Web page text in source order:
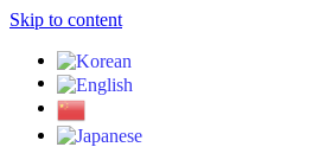
Skip to content